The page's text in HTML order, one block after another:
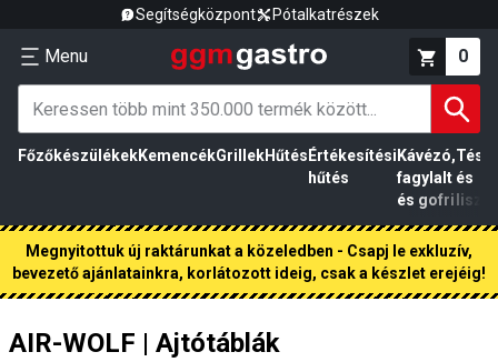
Segítségközpont Pótalkatrészek
Menu 0
FőzőkészülékekKemencékGrillekHűtés Értékesítési
hűtés
Kávézó,
fagylalt
és gofri
és
liszt
Megnyitottuk új raktárunkat a közeledben - Csapj le exkluzív,
bevezető ajánlatainkra, korlátozott ideig, csak a készlet erejéig!
AIR-WOLF | Ajtótáblák